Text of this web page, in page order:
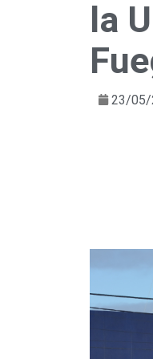
la
23/05/